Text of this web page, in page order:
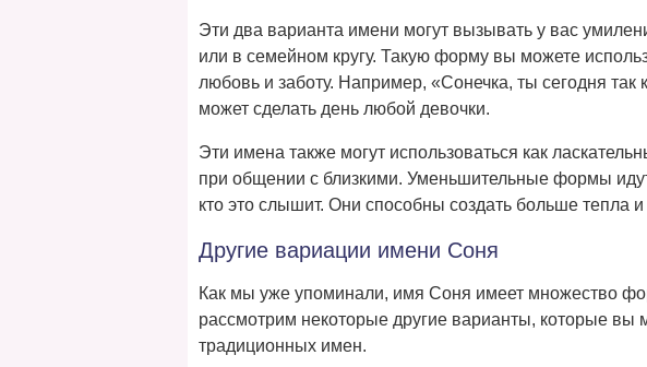
Эти два варианта имени могут вызывать у вас
или в семейном кругу. Такую форму вы можете
любовь и заботу. Например, «Сонечка, ты сегодня
может сделать день любой девочки.
Эти имена также могут использоваться как
при общении с близкими. Уменьшительные формы идут
кто это слышит. Они способны создать больше тепла
Другие вариации имени Соня
Как мы уже упоминали, имя Соня имеет множество
рассмотрим некоторые другие варианты, которые вы
традиционных имен.